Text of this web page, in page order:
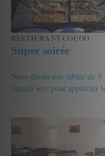
RESTAURANT COCOO
Super soirée
Nous étions une tablée de 9
samedi soir pour apprécier
...